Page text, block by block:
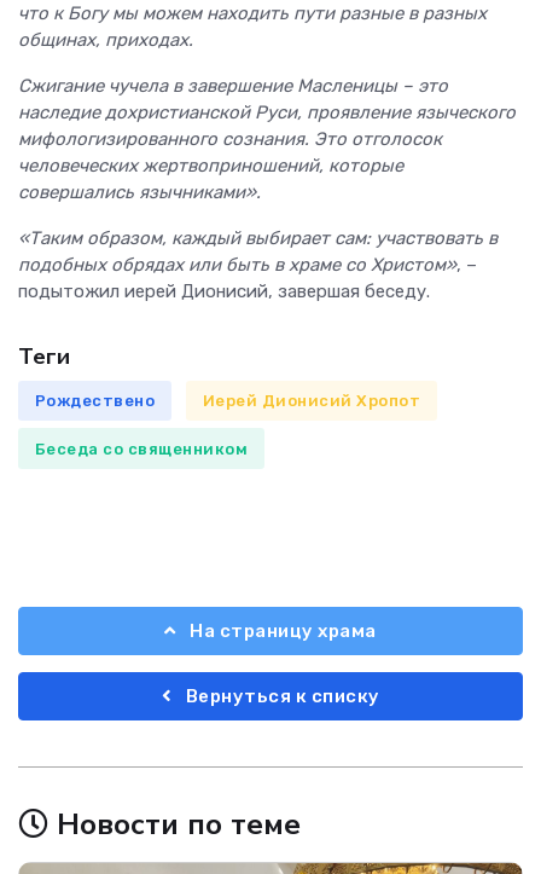
что к Богу мы можем находить пути разные в разных
общинах, приходах.
Сжигание чучела в завершение Масленицы – это
наследие дохристианской Руси, проявление языческого
мифологизированного сознания. Это отголосок
человеческих жертвоприношений, которые
совершались язычниками».
«Таким образом, каждый выбирает сам: участвовать в
подобных обрядах или быть в храме со Христом», –
подытожил иерей Дионисий, завершая беседу.
Теги
Рождествено Иерей Дионисий Хропот
Беседа со священником
На страницу храма
Вернуться к списку
Новости по теме